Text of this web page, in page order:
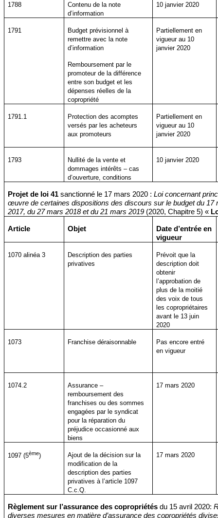
1788
Contenu de la note
d’information
10 janvier 2020
1791
Budget prévisionnel à
remettre avec la note
d’information
Remboursement par le
promoteur de la différence
entre son budget et les
dépenses réelles de la
copropriété
Partiellement en
vigueur au 10
janvier 2020
1791.1
Protection des acomptes
versés par les acheteurs
aux promoteurs
Partiellement en
vigueur au 10
janvier 2020
1793
Nullité de la vente et
dommages intérêts – cas
d’ouverture, conditions
10 janvier 2020
Projet de loi 41 sanctionné le 17 mars 2020 :Loi concernant
œuvre de certaines dispositions des discours sur le budget du 17
2017, du 27 mars 2018 et du 21 mars 2019 (2020, Chapitre 5) «
Article Objet
Date d’entrée en
vigueur
1070alinéa 3
Description des parties
privatives
Prévoit que la
description doit
obtenir
l’approbation de
plus de la moitié
des voix de tous
les copropriétaires
avant le 13 juin
2020
1073 Franchise déraisonnable
Pas encore entré
en vigueur
1074.2
Assurance –
remboursement des
franchises ou des sommes
engagées par le syndicat
pour la réparation du
préjudice occasionné aux
biens
17 mars 2020
1097 (5ème)
Ajout de la décision sur la
modification de la
description des parties
privatives à l’article 1097
C.c.Q.
17 mars 2020
Règlement sur l’assurance des copropriétés du 15 avril 2020:
diverses mesures en matière d’assurance des copropriétés